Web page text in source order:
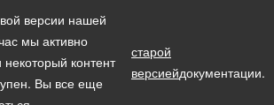
версии нашей
мы активно
контент
Вы все еще
старой
версиейдокументации.